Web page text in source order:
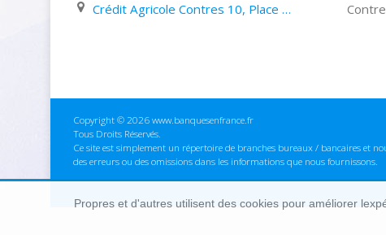
Crédit Agricole Contres 10, Place Du 8 Mai
Copyright © 2026 www.banquesenfrance.fr
Tous Droits Réservés.
Ce site est simplement un répertoire de branches bureaux / bancaires et
des erreurs ou des omissions dans les informations que nous fournissons.
Propres et d'autres utilisent des cookies pour améliorer